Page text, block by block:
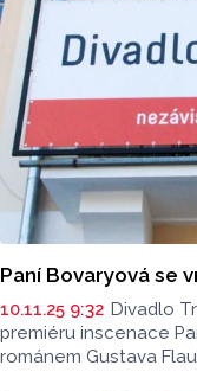
Paní Bovaryová se
10.11.25 9:32 Divadlo
premiéru inscenace
románem Gustava